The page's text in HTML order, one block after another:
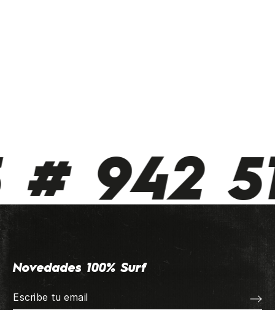
942
Novedades 100% Surf